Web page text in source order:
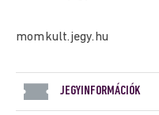
momkult.jegy.hu
JEGYINFORMÁCIÓK